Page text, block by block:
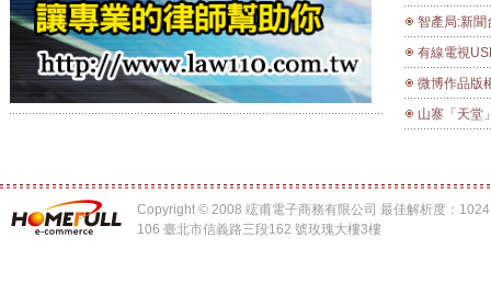
智產局:新聞台翻拍轉播單位畫面 有合理使用空間 2012-02-16 13:53 新聞速報 【中廣新聞／閻大富】 林書豪成為全球焦點人物，台灣球迷也
有線電視USB棒 經銷觸法、收視權益難保！ 2012年2月16日 16:49 涉違法的「有線電視USB棒」經銷業者，不敢保證每個頻道節目都可觀看。（圖／政治中心） 政治中心／台北報導 近來有不肖業者在全國各地和網路上推銷「有線電視usb電視棒」，宣稱只要繳交「軟體更新月費」，就可收看九成以上的有線電視台。衛星廣電公會提醒消費者注意，觀看這些未經授權的節目，將會助長犯罪行為，收視權益也難以確保；經銷這類產品的業者，更有觸法之嫌。 數位時代來臨，消費者收看電視有更多的選擇，除了傳統的無線電視，也可申裝有線電視，能提供互動功能的「網路（雲端）電視」更是夯！ 其中最具代表性業者，就以中華電信所提供的「MOD」，和中華聯網寬頻推出的「5TV」和「大視界」最
微博作品版權引熱議 專家提醒合理使用才能免責“陰晴圓缺成暑寒，喜怒哀樂知豐歉。天上一輪求滿圓，人間萬民祈平安。”這是網民張先生原創的一條微博。近日，他十分氣憤地發現，這條自己原創的微博，在春節期間被轉發數百次，卻沒有注明出處。他苦惱地說，“如此轉發，哪個還我著作權喲！” 微博世界盛行“拿來主義” 作為信息時代的一個重要傳播平臺，微博已經成為了人們現代生活的一個重要組成部分。 據中國網際網路絡信息中心(CNNIC)發布的數據顯示：2011年上半年，微博用戶數量從6311萬增長到1.95億，網民使用率從13.8%提升至40.2%。 在微博發展過程中，微博抄襲現象大量存在，微博版權事件頻頻出現，正如網絡從業者和菜頭所稱：“這種趨勢一直在增強。” 作家石康曾說，他把微博當創作草稿，整理後用于結集成
山寨「天堂」被查 遊戲橘子損失2.7億 2012-02-17 13:29 中
Copyright © 2008 竤甫電子商務有限公司 最佳解析度：
106 臺北市信義路三段162 號玫瑰大樓3樓